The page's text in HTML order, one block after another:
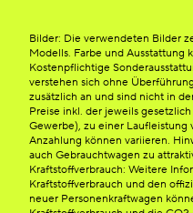
Bilder: Die verwendeten Bilder
Modells. Farbe und Ausstattung
Kostenpflichtige
verstehen sich ohne
zusätzlich an und sind nicht in
Preise inkl. der jeweils
Gewerbe), zu einer Laufleistung
Anzahlung können variieren.
auch Gebrauchtwagen zu
Kraftstoffverbrauch: Weitere
Kraftstoffverbrauch und den
neuer Personenkraftwagen